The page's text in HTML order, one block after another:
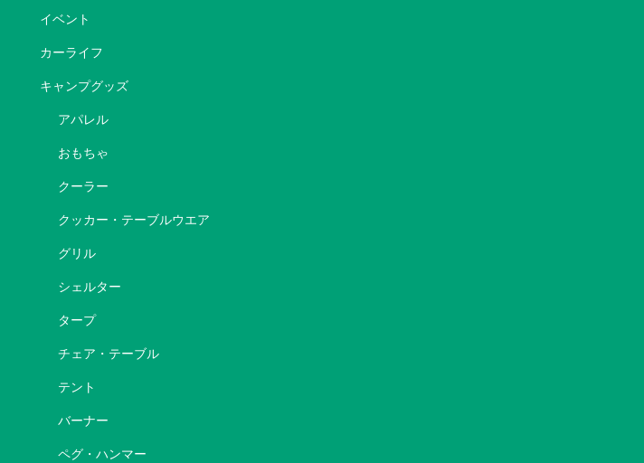
イベント
カーライフ
キャンプグッズ
アパレル
おもちゃ
クーラー
クッカー・テーブルウエア
グリル
シェルター
タープ
チェア・テーブル
テント
バーナー
ペグ・ハンマー